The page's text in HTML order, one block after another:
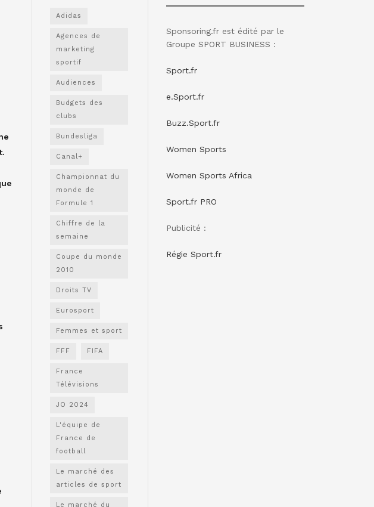
Adidas
Agences de
marketing
sportif
Audiences
Budgets des
clubs
Bundesliga
Canal+
Championnat du
monde de
Formule 1
Chiffre de la
semaine
Coupe du monde
2010
Droits TV
Eurosport
Femmes et sport
FFF FIFA
France
Télévisions
JO 2024
L'équipe de
France de
football
Le marché des
articles de sport
Le marché du
Sponsoring.fr est édité par le
Groupe SPORT BUSINESS :
Sport.fr
e.Sport.fr
Buzz.Sport.fr
Women Sports
Women Sports Africa
Sport.fr PRO
Publicité :
Régie Sport.fr